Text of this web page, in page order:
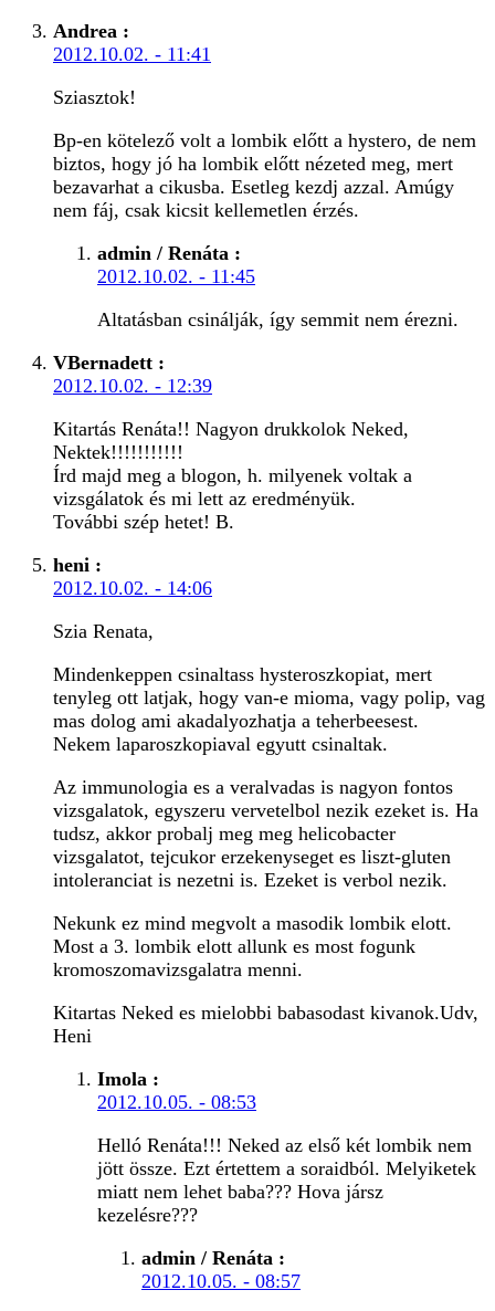
Andrea :
2012.10.02. - 11:41
Sziasztok!
Bp-en kötelező volt a lombik előtt a hystero, de nem
biztos, hogy jó ha lombik előtt nézeted meg, mert
bezavarhat a cikusba. Esetleg kezdj azzal. Amúgy
nem fáj, csak kicsit kellemetlen érzés.
admin / Renáta :
2012.10.02. - 11:45
Altatásban csinálják, így semmit nem érezni.
VBernadett :
2012.10.02. - 12:39
Kitartás Renáta!! Nagyon drukkolok Neked,
Nektek!!!!!!!!!!!
Írd majd meg a blogon, h. milyenek voltak a
vizsgálatok és mi lett az eredményük.
További szép hetet! B.
heni :
2012.10.02. - 14:06
Szia Renata,
Mindenkeppen csinaltass hysteroszkopiat, mert
tenyleg ott latjak, hogy van-e mioma, vagy polip, vag
mas dolog ami akadalyozhatja a teherbeesest.
Nekem laparoszkopiaval egyutt csinaltak.
Az immunologia es a veralvadas is nagyon fontos
vizsgalatok, egyszeru vervetelbol nezik ezeket is. Ha
tudsz, akkor probalj meg meg helicobacter
vizsgalatot, tejcukor erzekenyseget es liszt-gluten
intoleranciat is nezetni is. Ezeket is verbol nezik.
Nekunk ez mind megvolt a masodik lombik elott.
Most a 3. lombik elott allunk es most fogunk
kromoszomavizsgalatra menni.
Kitartas Neked es mielobbi babasodast kivanok.Udv,
Heni
Imola :
2012.10.05. - 08:53
Helló Renáta!!! Neked az első két lombik nem
jött össze. Ezt értettem a soraidból. Melyiketek
miatt nem lehet baba??? Hova jársz
kezelésre???
admin / Renáta :
2012.10.05. - 08:57